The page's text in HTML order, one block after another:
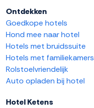
Ontdekken
Goedkope hotels
Hond mee naar hotel
Hotels met bruidssuite
Hotels met familiekamers
Rolstoelvriendelijk
Auto opladen bij hotel
Hotel Ketens